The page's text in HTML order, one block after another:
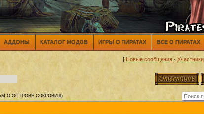
АДДОНЫ КАТАЛОГ МОДОВ ИГРЫ О ПИРАТАХ ВСЕ О ПИРАТАХ
[ Новые сообщения · Участники
О ОСТРОВЕ СОКРОВИЩ)